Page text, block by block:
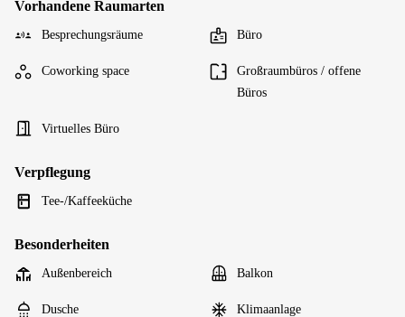
Vorhandene Raumarten
Besprechungsräume Büro
Coworking space
Großraumbüros / offene
Büros
Virtuelles Büro
Verpflegung
Tee-/Kaffeeküche
Besonderheiten
Außenbereich Balkon
Dusche Klimaanlage